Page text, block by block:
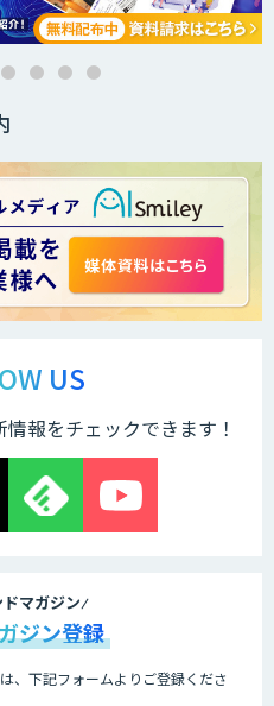
ューマン
・コンシェルジェ
センター向け応対支援サービ
US
報をチェックできます！
マガジン
ジン登録
、下記フォームよりご登録くださ